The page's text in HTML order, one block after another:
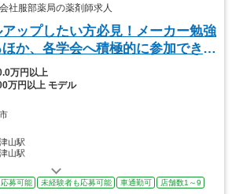
服部薬局の薬剤師求人
アップしたい方必見！メーカー勉強
か、各学会へ積極的に参加できま
万円以上
万円以上 モデル
山駅
山駅
募可能 未経験者も応募可能 車通勤可
店舗数1～9